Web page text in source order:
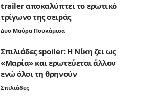
trailer αποκαλύπτει το ερωτικό
τρίγωνο της σειράς
Δυο Μαύρα Πουκάμισα
Σπιλιάδες spoiler: Η Νίκη ζει ως
«Μαρία» και ερωτεύεται άλλον
ενώ όλοι τη θρηνούν
Σπιλιάδες